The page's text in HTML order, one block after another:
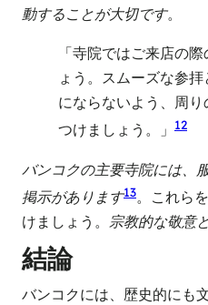
動することが大切です。
「寺院ではご来店の
ょう。スムーズな参
にならないよう、周
つけましょう。」
12
バンコクの主要寺院には、
掲示があります13。これら
けましょう。 宗教的な敬意
結論
バンコクには、歴史的にも